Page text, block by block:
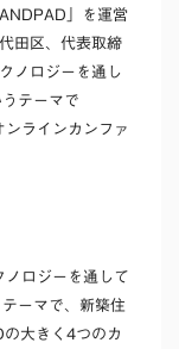
」を運営
田区、代表取締
ノロジーを通し
テーマで
ラインカンファ
ロジーを通して
ーマで、新築住
大きく4つのカ